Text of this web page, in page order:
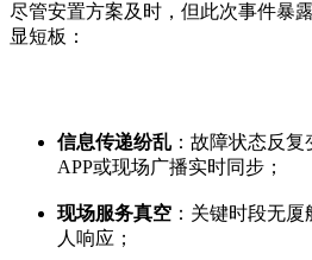
尽管安置方案及时，但此次事件暴
显短板：
信息传递纷乱 ：故障状态反复
APP或现场广播实时同步；
现场服务真空 ：关键时段无
人响应；